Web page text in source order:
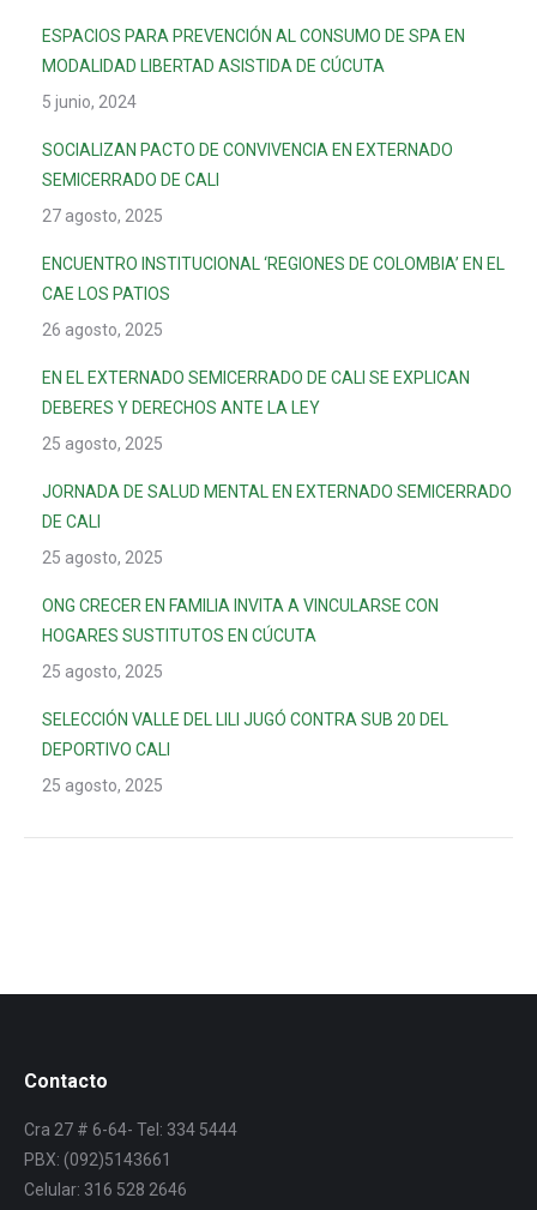
ESPACIOS PARA PREVENCIÓN AL CONSUMO DE SPA EN
MODALIDAD LIBERTAD ASISTIDA DE CÚCUTA
5 junio, 2024
SOCIALIZAN PACTO DE CONVIVENCIA EN EXTERNADO
SEMICERRADO DE CALI
27 agosto, 2025
ENCUENTRO INSTITUCIONAL ‘REGIONES DE COLOMBIA’ EN EL
CAE LOS PATIOS
26 agosto, 2025
EN EL EXTERNADO SEMICERRADO DE CALI SE EXPLICAN
DEBERES Y DERECHOS ANTE LA LEY
25 agosto, 2025
JORNADA DE SALUD MENTAL EN EXTERNADO SEMICERRADO
DE CALI
25 agosto, 2025
ONG CRECER EN FAMILIA INVITA A VINCULARSE CON
HOGARES SUSTITUTOS EN CÚCUTA
25 agosto, 2025
SELECCIÓN VALLE DEL LILI JUGÓ CONTRA SUB 20 DEL
DEPORTIVO CALI
25 agosto, 2025
Contacto
Cra 27 # 6-64- Tel: 334 5444
PBX: (092)5143661
Celular: 316 528 2646